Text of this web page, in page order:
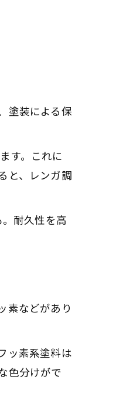
塗装による保
す。これに
と、レンガ調
耐久性を高
素などがあり
ッ素系塗料は
色分けがで